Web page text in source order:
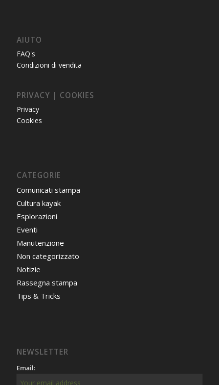
AIUTO
FAQ's
Condizioni di vendita
PRIVACY | COOKIES
Privacy
Cookies
CATEGORIE
Comunicati stampa
Cultura kayak
Esplorazioni
Eventi
Manutenzione
Non categorizzato
Notizie
Rassegna stampa
Tips & Tricks
NEWSLETTER
Email: